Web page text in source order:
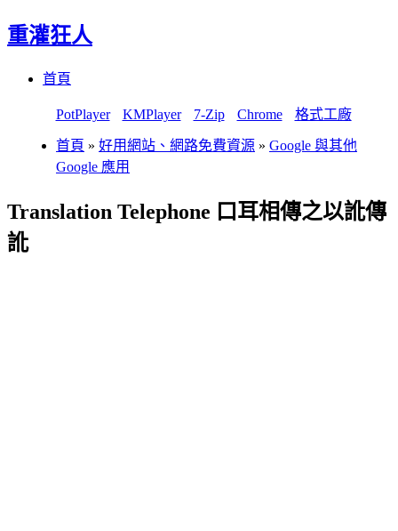
重灌狂人
首頁
PotPlayer KMPlayer 7-Zip Chrome 格式工廠
首頁 » 好用網站、網路免費資源 » Google 與其他
Google 應用
Translation Telephone 口耳相傳之以訛傳
訛